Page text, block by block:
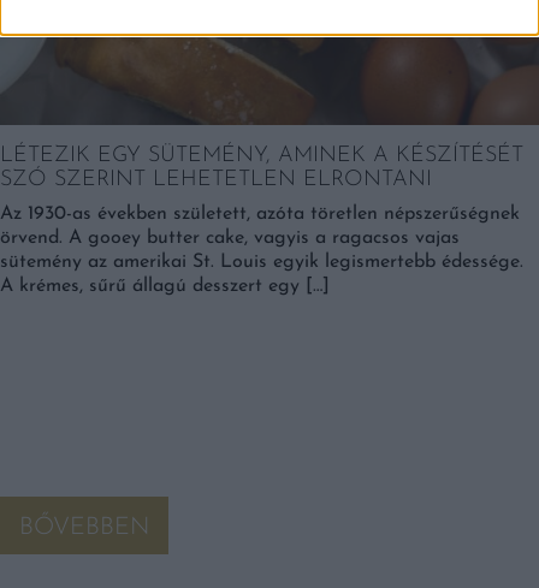
LÉTEZIK EGY SÜTEMÉNY, AMINEK A KÉSZÍTÉSÉT
SZÓ SZERINT LEHETETLEN ELRONTANI
Az 1930-as években született, azóta töretlen népszerűségnek
örvend. A gooey butter cake, vagyis a ragacsos vajas
sütemény az amerikai St. Louis egyik legismertebb édessége.
A krémes, sűrű állagú desszert egy […]
BŐVEBBEN